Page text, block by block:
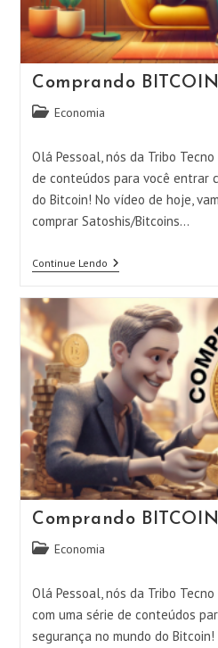
Comprando
Categoria
post:
Economia
Olá Pessoal, nós da Tribo
de conteúdos para você entrar
do Bitcoin! No vídeo de hoje,
comprar Satoshis/Bitcoins…
Continue LendoComprando
BITCOIN
Comprando
Categoria
post:
Economia
Olá Pessoal, nós da Tribo
com uma série de conteúdos
segurança no mundo do